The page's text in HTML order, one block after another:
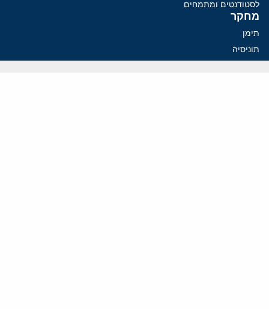
לסטודנטים ומתמחים
מחקר
תימן
תוניסיה